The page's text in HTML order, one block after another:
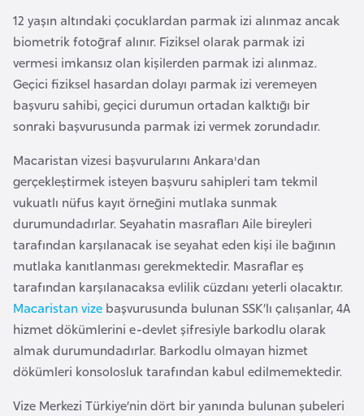
12 yaşın altındaki çocuklardan parmak izi alınmaz ancak
biometrik fotoğraf alınır. Fiziksel olarak parmak izi
vermesi imkansız olan kişilerden parmak izi alınmaz.
Geçici fiziksel hasardan dolayı parmak izi veremeyen
başvuru sahibi, geçici durumun ortadan kalktığı bir
sonraki başvurusunda parmak izi vermek zorundadır.
Macaristan vizesi başvurularını Ankara'dan
gerçekleştirmek isteyen başvuru sahipleri tam tekmil
vukuatlı nüfus kayıt örneğini mutlaka sunmak
durumundadırlar. Seyahatin masrafları Aile bireyleri
tarafından karşılanacak ise seyahat eden kişi ile bağının
mutlaka kanıtlanması gerekmektedir. Masraflar eş
tarafından karşılanacaksa evlilik cüzdanı yeterli olacaktır.
Macaristan vize başvurusunda bulunan SSK’lı çalışanlar, 4A
hizmet dökümlerini e-devlet şifresiyle barkodlu olarak
almak durumundadırlar. Barkodlu olmayan hizmet
dökümleri konsolosluk tarafından kabul edilmemektedir.
Vize Merkezi Türkiye’nin dört bir yanında bulunan şubeleri
B
a
h
r
e
n
B
a
n
g
l
a
d
e
ş